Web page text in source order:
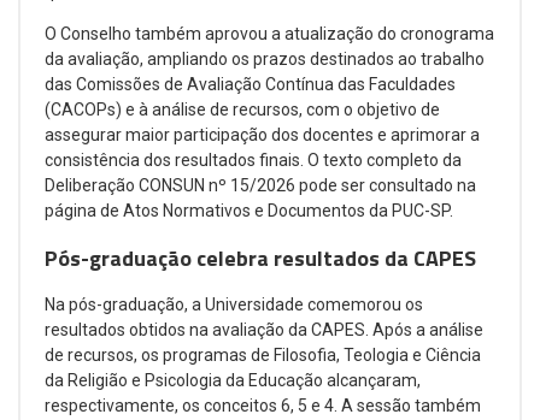
O Conselho também aprovou a atualização do cronograma
da avaliação, ampliando os prazos destinados ao trabalho
das Comissões de Avaliação Contínua das Faculdades
(CACOPs) e à análise de recursos, com o objetivo de
assegurar maior participação dos docentes e aprimorar a
consistência dos resultados finais. O texto completo da
Deliberação CONSUN nº 15/2026 pode ser consultado na
página de Atos Normativos e Documentos da PUC-SP.
Pós-graduação celebra resultados da CAPES
Na pós-graduação, a Universidade comemorou os
resultados obtidos na avaliação da CAPES. Após a análise
de recursos, os programas de Filosofia, Teologia e Ciência
da Religião e Psicologia da Educação alcançaram,
respectivamente, os conceitos 6, 5 e 4. A sessão também